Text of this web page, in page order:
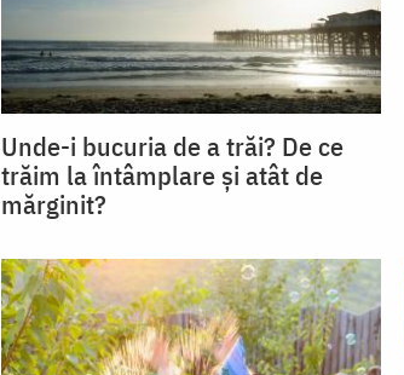
Unde-i bucuria de a trăi? De ce
trăim la întâmplare și atât de
mărginit?